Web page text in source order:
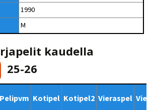
1990
M
kaudella
25-26
Pelipvm Kotipel Kotipel2 Vieraspel